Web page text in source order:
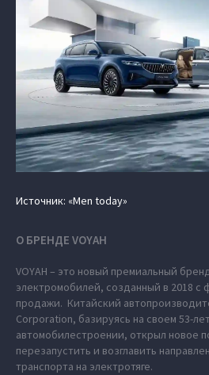
Источник: «Men today»
О БРЕНДЕ VOYAH
VOYAH – это новый премиальный
электромобилей, созданный в 2018 с
продажи. Китайский
Corporation, базируясь на своем 53-
автомобилестроении, открыл новое
перезапустить и возглавить
транспорта на электротяге.